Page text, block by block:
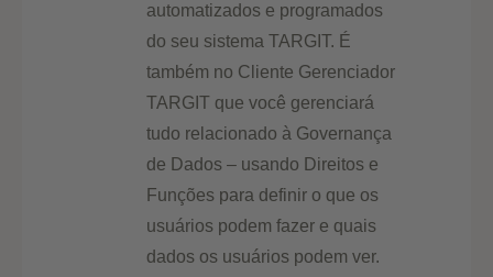
automatizados e programados
do seu sistema TARGIT. É
também no Cliente Gerenciador
TARGIT que você gerenciará
tudo relacionado à Governança
de Dados – usando Direitos e
Funções para definir o que os
usuários podem fazer e quais
dados os usuários podem ver.